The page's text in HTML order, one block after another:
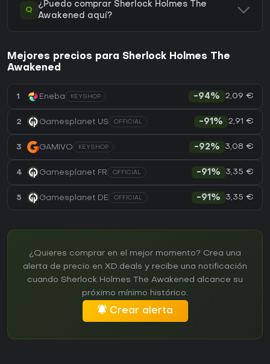
Q
¿Puedo comprar Sherlock Holmes The
Awakened aquí?
Mejores precios para Sherlock Holmes The
Awakened
1 Eneba KEYSHOP -94% 2,09 €
2 Gamesplanet US OFFICIAL -91% 2,91 €
3 GAMIVO KEYSHOP -92% 3,08 €
4 Gamesplanet FR OFFICIAL -91% 3,35 €
5 Gamesplanet DE OFFICIAL -91% 3,35 €
¿Quieres comprar en el mejor momento? Crea una
alerta de precio en XD.deals y recibe una notificación
cuando Sherlock Holmes The Awakened alcance su
próximo mínimo histórico.
Crear alerta